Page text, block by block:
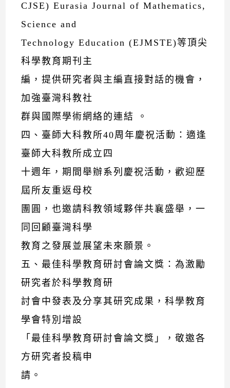
CJSE) Eurasia Journal of Mathematics,
Science and
Technology Education (EJMSTE)等頂尖
科學教育期刊主
編，提供研究者與主編直接對話的機會，
加強臺灣科教社
群與國際學術網絡的連結 。
四、臺師大科教所40周年慶祝活動：適逢
臺師大科教所成立四
十週年，期間舉辦系列慶祝活動，歡迎歷
屆所友重返母校
團圓，也邀請科教領域夥伴共襄盛舉，一
同回顧臺灣科學
教育之發展並展望未來願景。
五、最佳科學教育研討會論文獎：為激勵
研究者於科學教育研
討會中發表及分享其研究成果，科學教育
學會特別增設
「最佳科學教育研討會論文獎」，敬邀各
方研究者投稿申
請。